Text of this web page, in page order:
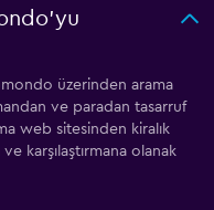
üzerinden arama
ve paradan tasarruf
web sitesinden kiralık
karşılaştırmana olanak